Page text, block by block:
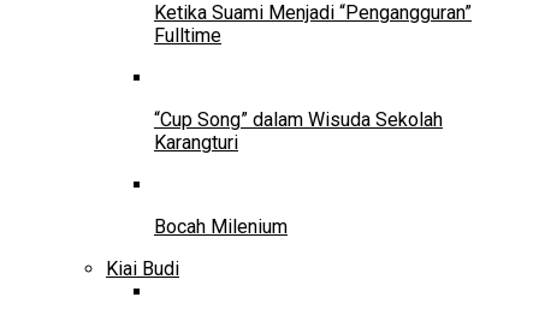
Ketika Suami Menjadi “Pengangguran”
Fulltime
“Cup Song” dalam Wisuda Sekolah
Karangturi
Bocah Milenium
Kiai Budi